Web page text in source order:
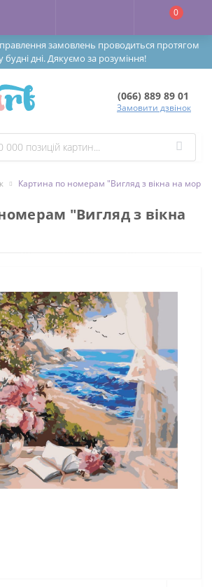
замовлень проводиться протягом
будні дні. Дякуємо за розуміння!
0
(066) 889 89 01
Замовити дзвінок
Картина по номерам "Вигляд з вікна на морі"
"Вигляд з вікна